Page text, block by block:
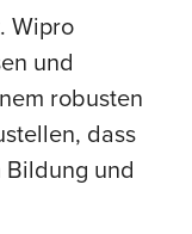
Wipro
und
robusten
dass
und